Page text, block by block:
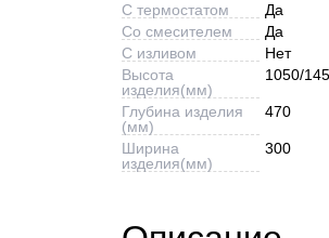
С термостатом
Да
Со смесителем
Да
С изливом
Нет
Высота
изделия(мм)
1050/
Глубина изделия
(мм)
470
Ширина
изделия(мм)
300